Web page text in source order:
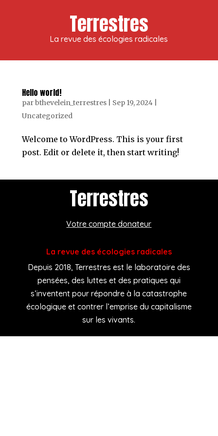
Terrestres
La revue des écologies radicales
Hello world!
parbthevelein_terrestres| Sep 19, 2024|
Uncategorized
Welcome to WordPress. This is your first
post. Edit or delete it, then start writing!
Terrestres
Votre compte donateur
La revue des écologies radicales
Depuis 2018, Terrestres est le laboratoire des
pensées, des luttes et des pratiques qui
s’inventent pour répondre à la catastrophe
écologique et contrer l’emprise du capitalisme
sur les vivants.